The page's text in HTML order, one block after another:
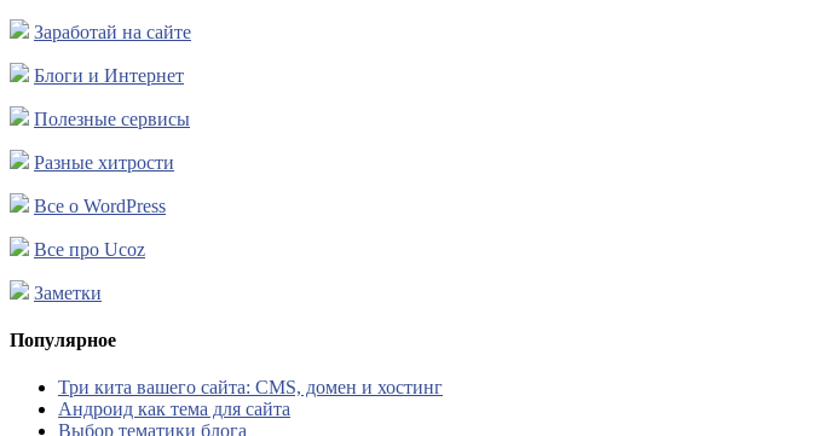
Заработай на сайте
Блоги и Интернет
Полезные сервисы
Разные хитрости
Все о WordPress
Все про Ucoz
Заметки
Популярное
Три кита вашего сайта: CMS, домен и хостинг
Андроид как тема для сайта
Выбор тематики блога